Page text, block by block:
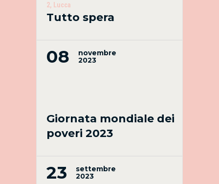
2, Lucca
Tutto spera
08
novembre
2023
Giornata mondiale dei
poveri 2023
23
settembre
2023